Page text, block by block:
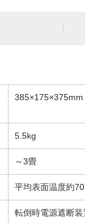
385×175×375mm
5.5kg
～3畳
平均表面温度約
転倒時電源遮断